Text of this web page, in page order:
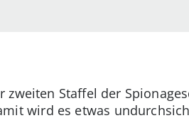
zweiten Staffel der
wird es etwas